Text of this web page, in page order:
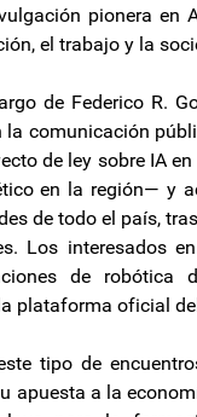
pionera en
el trabajo y la
de Federico R.
comunicación
de ley sobre IA
en la región— y
de todo el país,
Los interesados
de robótica
plataforma oficial
tipo de
apuesta a la